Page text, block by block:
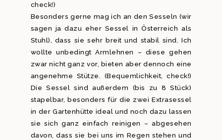
check!)
Besonders gerne mag ich an den Sesseln (wir
sagen ja dazu eher Sessel in Österreich als
Stuhl), dass sie sehr breit und stabil sind. Ich
wollte unbedingt Armlehnen – diese gehen
zwar nicht ganz vor, bieten aber dennoch eine
angenehme Stütze. (Bequemlichkeit, check!)
Die Sessel sind außerdem (bis zu 8 Stück)
stapelbar, besonders für die zwei Extrasessel
in der Gartenhütte ideal und noch dazu lassen
sie sich ganz einfach reinigen – abgesehen
davon, dass sie bei uns im Regen stehen und